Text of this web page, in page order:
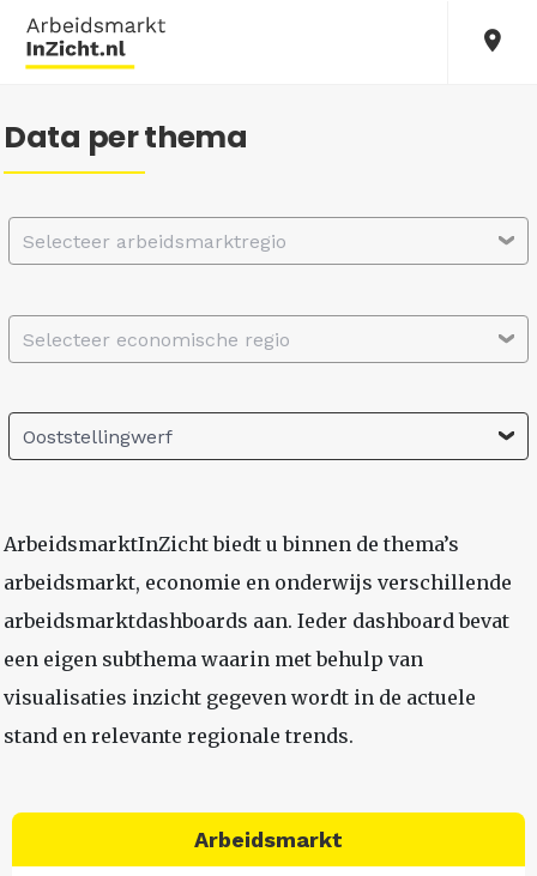
Data per thema
Selecteer arbeidsmarktregio
Selecteer economische regio
Ooststellingwerf
ArbeidsmarktInZicht biedt u binnen de thema’s
arbeidsmarkt, economie en onderwijs verschillende
arbeidsmarktdashboards aan. Ieder dashboard bevat
een eigen subthema waarin met behulp van
visualisaties inzicht gegeven wordt in de actuele
stand en relevante regionale trends.
Arbeidsmarkt